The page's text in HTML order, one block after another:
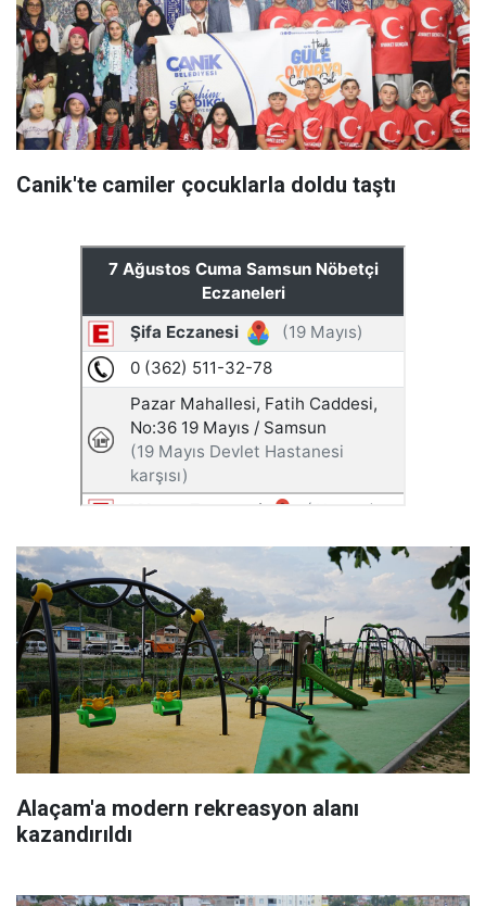
Canik'te camiler çocuklarla doldu taştı
Alaçam'a modern rekreasyon alanı
kazandırıldı